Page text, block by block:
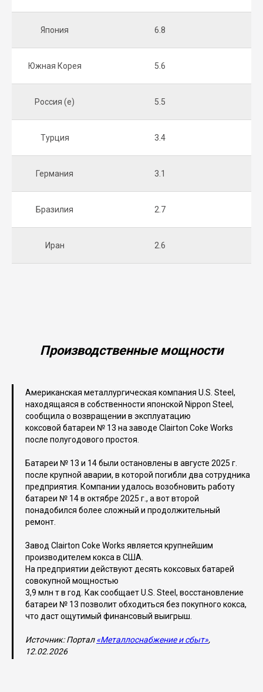
Япония 6.8
Южная Корея 5.6
Россия (e) 5.5
Турция 3.4
Германия 3.1
Бразилия 2.7
Иран 2.6
Производственные мощности
Американская металлургическая компания U.S. Steel,
находящаяся в собственности японской Nippon Steel,
сообщила о возвращении в эксплуатацию
коксовой батареи № 13 на заводе Clairton Coke Works
после полугодового простоя.
Батареи № 13 и 14 были остановлены в августе 2025 г.
после крупной аварии, в которой погибли два сотрудника
предприятия. Компании удалось возобновить работу
батареи № 14 в октябре 2025 г., а вот второй
понадобился более сложный и продолжительный
ремонт.
Завод Clairton Coke Works является крупнейшим
производителем кокса в США.
На предприятии действуют десять коксовых батарей
совокупной мощностью
3,9 млн т в год. Как сообщает U.S. Steel, восстановление
батареи № 13 позволит обходиться без покупного кокса,
что даст ощутимый финансовый выигрыш.
Источник: Портал«Металлоснабжение и сбыт»,
12.02.2026